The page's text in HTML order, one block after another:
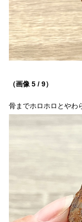
（画像 5 / 9）
骨までホロホロとやわ